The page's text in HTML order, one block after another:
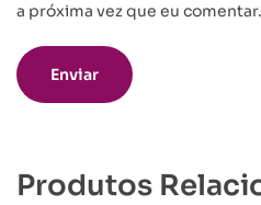
a próxima vez que eu comentar.
Produtos